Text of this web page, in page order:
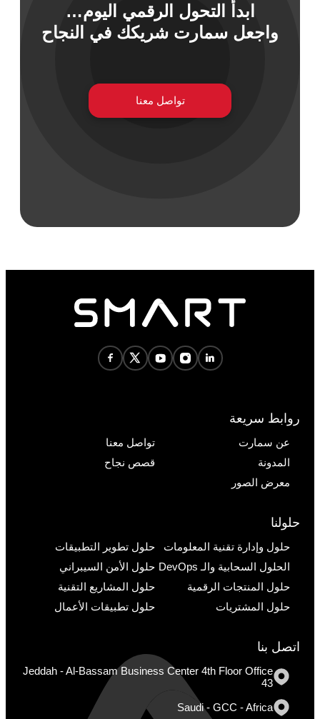
ابدأ التحول الرقمي اليوم…
واجعل سمارت شريكك في النجاح
تواصل معنا
روابط سريعة
عن سمارت
تواصل معنا
المدونة
قصص نجاح
معرض الصور
حلولنا
حلول وإدارة تقنية المعلومات
حلول تطوير التطبيقات
الحلول السحابية والـ DevOps
حلول الأمن السيبراني
حلول المنتجات الرقمية
حلول المشاريع التقنية
حلول المشتريات
حلول تطبيقات الأعمال
اتصل بنا
Jeddah - Al-Bassam Business Center 4th Floor Office
43
Saudi - GCC - Africa